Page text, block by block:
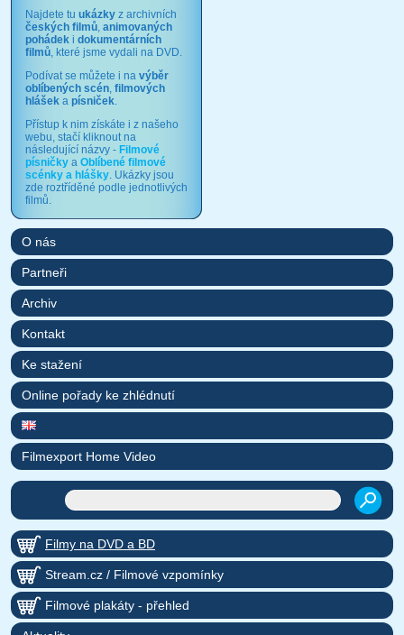
Najdete tu ukázky z archivních
českých filmů, animovaných
pohádek i dokumentárních
filmů, které jsme vydali na DVD.
Podívat se můžete i na výběr
oblíbených scén, filmových
hlášek a písniček.
Přístup k nim získáte i z našeho
webu, stačí kliknout na
následující názvy - Filmové
písničky a Oblíbené filmové
scénky a hlášky. Ukázky jsou
zde roztříděné podle jednotlivých
filmů.
O nás
Partneři
Archiv
Kontakt
Ke stažení
Online pořady ke zhlédnutí
Filmexport Home Video
Filmy na DVD a BD
Stream.cz / Filmové vzpomínky
Filmové plakáty - přehled